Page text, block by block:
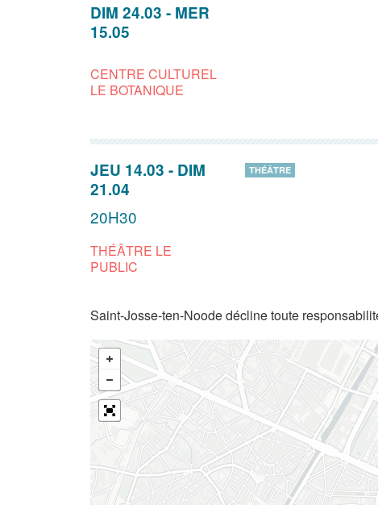
DIM 24.03 - MER
15.05
CENTRE CULTUREL
LE BOTANIQUE
JEU 14.03 - DIM
21.04
20H30
THÉÂTRE LE
PUBLIC
THÉÂTRE
Saint-Josse-ten-Noode décline toute